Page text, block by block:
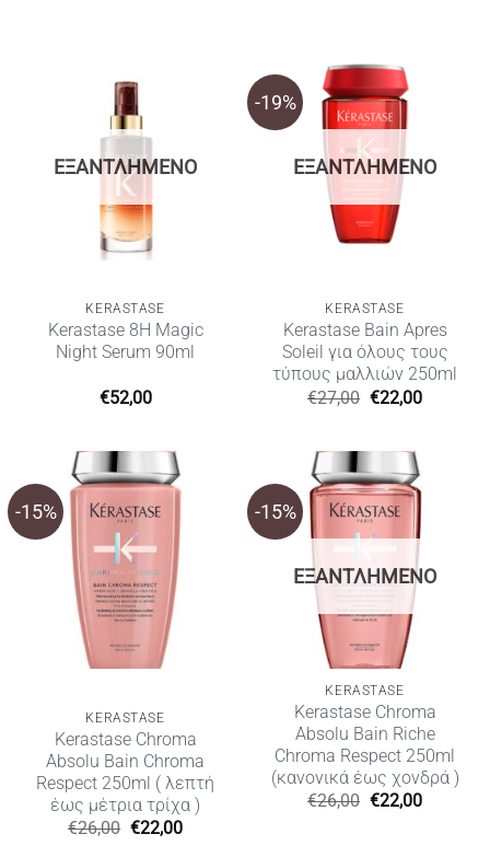
ΕΞΑΝΤΛΗΜΈΝΟ
KERASTASE
Kerastase 8H Magic
Night Serum 90ml
€52,00
-19%
ΕΞΑΝΤΛΗΜΈΝΟ
KERASTASE
Kerastase Bain Apres
Soleil για όλους τους
τύπους μαλλιών 250ml
€27,00 Original
price
€22,00Η
-15%
KERASTASE
Kerastase Chroma
Absolu Bain Chroma
Respect 250ml ( λεπτή
έως μέτρια τρίχα )
€26,00 Original
€22,00Η
-15%
ΕΞΑΝΤΛΗΜΈΝΟ
KERASTASE
Kerastase Chroma
Absolu Bain Riche
Chroma Respect 250ml
(κανονικά έως χονδρά )
€26,00 Original
€22,00Η